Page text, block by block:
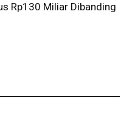
Rp130 Miliar Dibanding